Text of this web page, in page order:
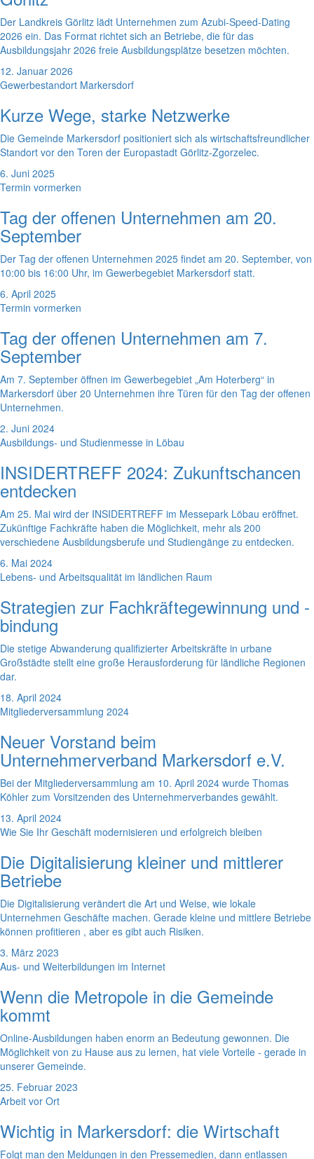
Der Landkreis Görlitz lädt Unternehmen zum Azubi-Speed-Dating
2026 ein. Das Format richtet sich an Betriebe, die für das
Ausbildungsjahr 2026 freie Ausbildungsplätze besetzen möchten.
12. Januar 2026
Gewerbestandort Markersdorf
Kurze Wege, starke Netzwerke
Die Gemeinde Markersdorf positioniert sich als wirtschaftsfreundlicher
Standort vor den Toren der Europastadt Görlitz-Zgorzelec.
6. Juni 2025
Termin vormerken
Tag der offenen Unternehmen am 20.
September
Der Tag der offenen Unternehmen 2025 findet am 20. September, von
10:00 bis 16:00 Uhr, im Gewerbegebiet Markersdorf statt.
6. April 2025
Termin vormerken
Tag der offenen Unternehmen am 7.
September
Am 7. September öffnen im Gewerbegebiet „Am Hoterberg“ in
Markersdorf über 20 Unternehmen ihre Türen für den Tag der offenen
Unternehmen.
2. Juni 2024
Ausbildungs- und Studienmesse in Löbau
INSIDERTREFF 2024: Zukunftschancen
entdecken
Am 25. Mai wird der INSIDERTREFF im Messepark Löbau eröffnet.
Zukünftige Fachkräfte haben die Möglichkeit, mehr als 200
verschiedene Ausbildungsberufe und Studiengänge zu entdecken.
6. Mai 2024
Lebens- und Arbeitsqualität im ländlichen Raum
Strategien zur Fachkräftegewinnung und -
bindung
Die stetige Abwanderung qualifizierter Arbeitskräfte in urbane
Großstädte stellt eine große Herausforderung für ländliche Regionen
dar.
18. April 2024
Mitgliederversammlung 2024
Neuer Vorstand beim
Unternehmerverband Markersdorf e.V.
Bei der Mitgliederversammlung am 10. April 2024 wurde Thomas
Köhler zum Vorsitzenden des Unternehmerverbandes gewählt.
13. April 2024
Wie Sie Ihr Geschäft modernisieren und erfolgreich bleiben
Die Digitalisierung kleiner und mittlerer
Betriebe
Die Digitalisierung verändert die Art und Weise, wie lokale
Unternehmen Geschäfte machen. Gerade kleine und mittlere Betriebe
können profitieren , aber es gibt auch Risiken.
3. März 2023
Aus- und Weiterbildungen im Internet
Wenn die Metropole in die Gemeinde
kommt
Online-Ausbildungen haben enorm an Bedeutung gewonnen. Die
Möglichkeit von zu Hause aus zu lernen, hat viele Vorteile - gerade in
unserer Gemeinde.
25. Februar 2023
Arbeit vor Ort
Wichtig in Markersdorf: die Wirtschaft
Folgt man den Meldungen in den Pressemedien, dann entlassen